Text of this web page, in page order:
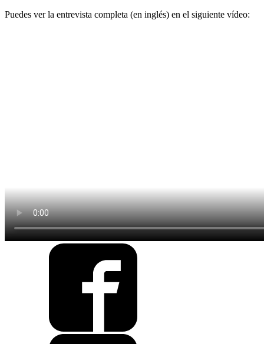
Puedes ver la entrevista completa (en inglés) en el siguiente vídeo: